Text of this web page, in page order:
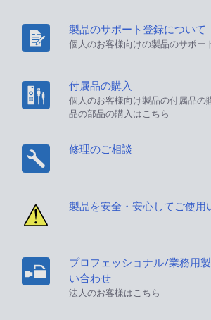
製品のサポート登録について
個人のお客様向けの製品のサポー
付属品の購入
個人のお客様向け製品の付属品の
品の部品の購入はこちら
修理のご相談
製品を安全・安心してご使用
プロフェッショナル/業務用
い合わせ
法人のお客様はこちら